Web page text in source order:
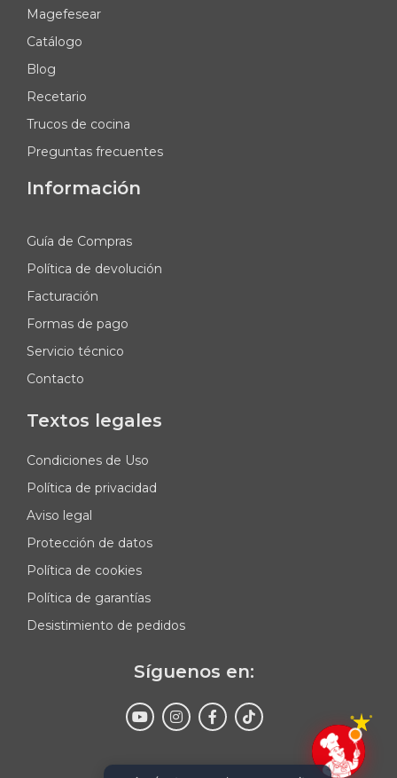
Magefesear
Catálogo
Blog
Recetario
Trucos de cocina
Preguntas frecuentes
Información
Guía de Compras
Política de devolución
Facturación
Formas de pago
Servicio técnico
Contacto
Textos legales
Condiciones de Uso
Política de privacidad
Aviso legal
Protección de datos
Política de cookies
Política de garantías
Desistimiento de pedidos
Síguenos en:
Enviar